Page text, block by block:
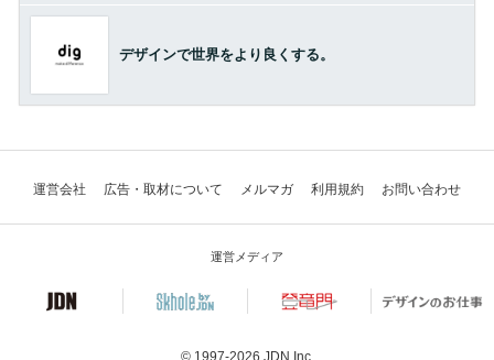
デザインで世界をより良くする。
運営会社 広告・取材について メルマガ 利用規約 お問い合わせ
運営メディア
© 1997-2026 JDN Inc.